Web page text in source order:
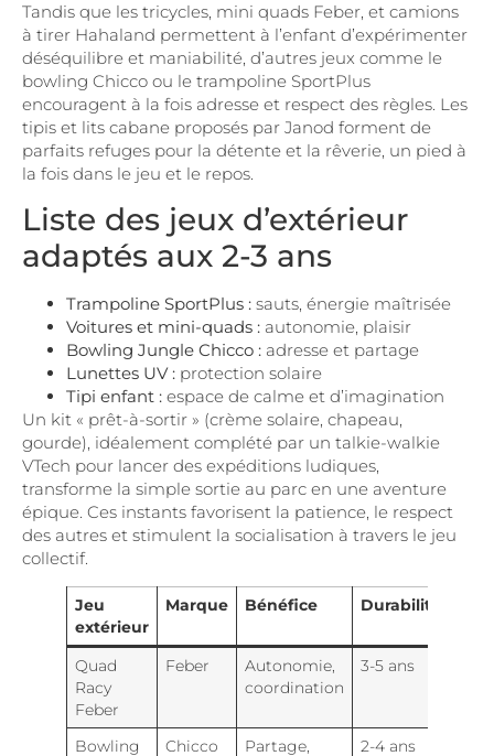
Tandis que les tricycles, mini quads Feber, et camions
à tirer Hahaland permettent à l’enfant d’expérimenter
déséquilibre et maniabilité, d’autres jeux comme le
bowling Chicco ou le trampoline SportPlus
encouragent à la fois adresse et respect des règles. Les
tipis et lits cabane proposés par Janod forment de
parfaits refuges pour la détente et la rêverie, un pied à
la fois dans le jeu et le repos.
Liste des jeux d’extérieur
adaptés aux 2-3 ans
Trampoline SportPlus : sauts, énergie maîtrisée
Voitures et mini-quads : autonomie, plaisir
Bowling Jungle Chicco : adresse et partage
Lunettes UV : protection solaire
Tipi enfant : espace de calme et d’imagination
Un kit « prêt-à-sortir » (crème solaire, chapeau,
gourde), idéalement complété par un talkie-walkie
VTech pour lancer des expéditions ludiques,
transforme la simple sortie au parc en une aventure
épique. Ces instants favorisent la patience, le respect
des autres et stimulent la socialisation à travers le jeu
collectif.
Jeu
extérieur
Marque Bénéfice Durabilité
Quad
Racy
Feber
Feber
Autonomie,
coordination
3-5 ans
Bowling
Chicco
Partage,
2-4 ans